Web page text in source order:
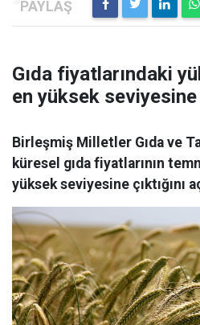
Gıda fiyatlarındaki
en yüksek seviyesine
Birleşmiş Milletler Gıda ve
küresel gıda fiyatlarının
yüksek seviyesine çıktığını